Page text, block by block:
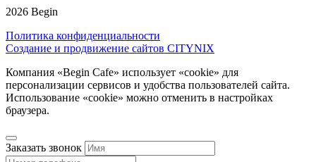
2026 Begin
Политика конфиденциальности
Создание и продвижение сайтов CITYNIX
Компания «Begin Cafe» использует «cookie» для
персонализации сервисов и удобства пользователей сайта.
Использование «сookie» можно отменить в настройках
браузера.
Заказать звонок